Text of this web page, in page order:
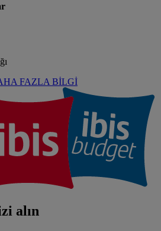
FAZLA BİLGİ
alın